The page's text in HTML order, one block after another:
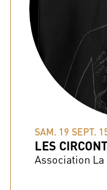
SAM. 19 SEPT.
LES
Association La